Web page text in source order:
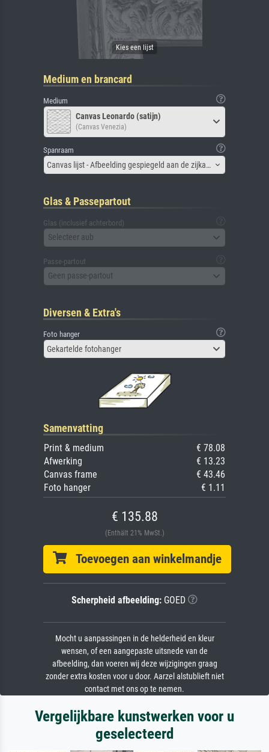
Medium en brancard
Medium
Canvas Leonardo (satijn)
(Canvas Venezia)
Spanraam
Canvas lijst - Afbeelding gespiegeld aan de zijkant
Glas & Passepartout
Glas (inclusief achterbord)
Selecteer aub
Passe-partout
Geen passe-partout
Diversen & Extra's
Foto hanger
Gekartelde fotohanger
Samenvatting
Print & medium
€ 78.08
Afwerking
€ 13.23
Canvas frame
€ 43.46
Foto hanger
€ 1.11
€ 135.88
(Enthält 21% MwSt.)
Toevoegen aan winkelmandje
Scherpheid afbeelding: GOED
Mocht u aanpassingen in de helderheid en kleur
wensen, of een aangepaste uitsnede van de
afbeelding, dan voeren wij deze wijzigingen graag
zonder extra kosten voor u door. Aarzel alstublieft niet
contact met ons op te nemen.
Vergelijkbare kunstwerken voor u
geselecteerd